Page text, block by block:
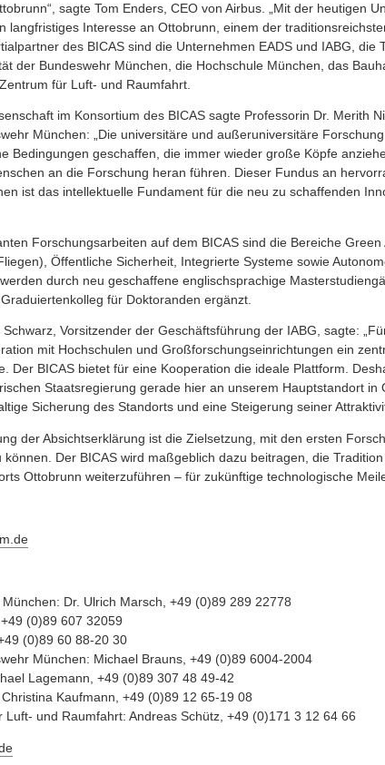
sagte Tom Enders, CEO von Airbus. „Mit der heutigen
langfristiges Interesse an Ottobrunn, einem der
des BICAS sind die Unternehmen EADS und IABG, die
der Bundeswehr München, die Hochschule München, das
für Luft- und Raumfahrt.
im Konsortium des BICAS sagte Professorin Dr. Merith
München: „Die universitäre und außeruniversitäre
Bedingungen geschaffen, die immer wieder große Köpfe
an die Forschung heran führen. Dieser Fundus an
ist das intellektuelle Fundament für die neu zu schaffenden
Forschungsarbeiten auf dem BICAS sind die Bereiche
Öffentliche Sicherheit, Integrierte Systeme sowie
durch neu geschaffene englischsprachige
für Doktoranden ergänzt.
Schwarz, Vorsitzender der Geschäftsführung der IABG, sagte:
mit Hochschulen und Großforschungseinrichtungen ein
Der BICAS bietet für eine Kooperation die ideale Plattform.
Staatsregierung gerade hier an unserem Hauptstandort in
Sicherung des Standorts und eine Steigerung seiner
der Absichtserklärung ist die Zielsetzung, mit den ersten
Der BICAS wird maßgeblich dazu beitragen, die
Ottobrunn weiterzuführen – für zukünftige technologische
Dr. Ulrich Marsch, +49 (0)89 289 22778
(0)89 607 32059
(0)89 60 88-20 30
München: Michael Brauns, +49 (0)89 6004-2004
Lagemann, +49 (0)89 307 48 49-42
Kaufmann, +49 (0)89 12 65-19 08
Luft- und Raumfahrt: Andreas Schütz, +49 (0)171 3 12 64 66